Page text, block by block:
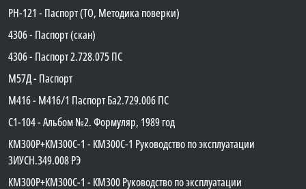
PH-121 - Паспорт (ТО, Методика поверки)
4306 - Паспорт (скан)
4306 - Паспорт 2.728.075 ПС
М57Д - Паспорт
М416 - М416/1 Паспорт Ба2.729.006 ПС
C1-104 - Альбом №2. Формуляр, 1989 год
КМ300Р+КМ300С-1 - КМ300C-1 Руководство по эксплуатации
3ИУСН.349.008 РЭ
КМ300Р+КМ300С-1 - КМ300 Руководство по эксплуатации